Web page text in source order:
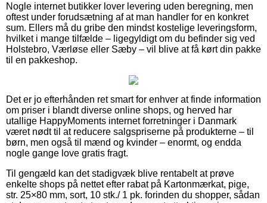
Nogle internet butikker lover levering uden beregning, men
oftest under forudsætning af at man handler for en konkret
sum. Ellers må du gribe den mindst kostelige leveringsform,
hvilket i mange tilfælde – ligegyldigt om du befinder sig ved
Holstebro, Værløse eller Sæby – vil blive at få kørt din pakke
til en pakkeshop.
Det er jo efterhånden ret smart for enhver at finde information
om priser i blandt diverse online shops, og herved har
utallige HappyMoments internet forretninger i Danmark
været nødt til at reducere salgspriserne på produkterne – til
børn, men også til mænd og kvinder – enormt, og endda
nogle gange love gratis fragt.
Til gengæld kan det stadigvæk blive rentabelt at prøve
enkelte shops på nettet efter rabat på Kartonmærkat, pige,
str. 25×80 mm, sort, 10 stk./ 1 pk. forinden du shopper, sådan